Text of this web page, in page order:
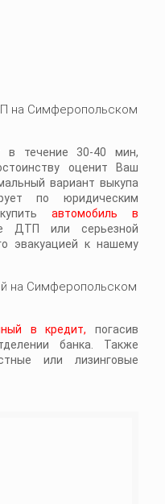
на Симферопольском
в течение 30-40 мин,
оценит Ваш
вариант выкупа
по юридическим
автомобиль в
ДТП или серьезной
эвакуацией к нашему
на Симферопольском
в кредит,погасив
банка. Также
или лизинговые